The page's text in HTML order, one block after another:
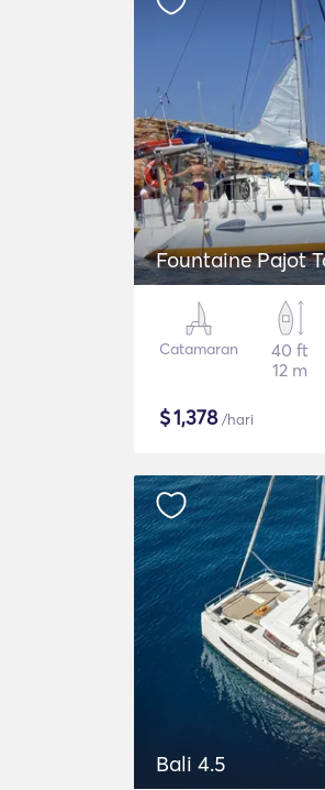
Fountaine Pajot
Catamaran
40 ft
12 m
$1,378/hari
Bali 4.5